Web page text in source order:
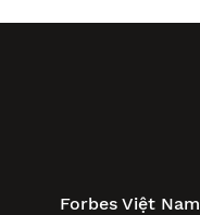
Forbes Việt Nam